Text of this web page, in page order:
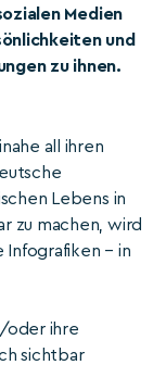
Medien
und
zu ihnen.
all ihren
Lebens in
zu machen, wird
Infografiken – in
oder ihre
sichtbar